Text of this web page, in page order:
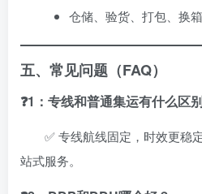
仓储、验货、打包、换
五、常见问题（FAQ）
❓1：专线和普通集运有什么区
✅ 专线航线固定，时效更稳
站式服务。